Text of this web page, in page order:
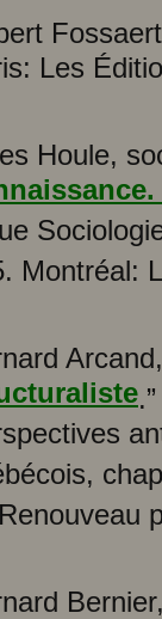
Les
Houle,
Montréal: